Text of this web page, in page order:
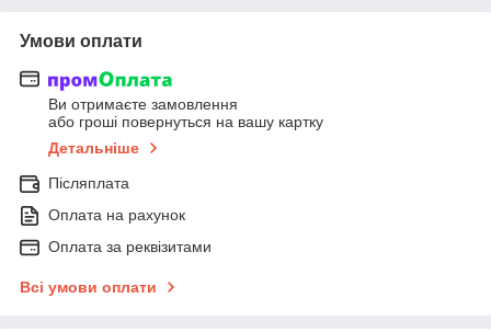
Умови оплати
Ви отримаєте замовлення
або гроші повернуться на вашу картку
Детальніше
Післяплата
Оплата на рахунок
Оплата за реквізитами
Всі умови оплати